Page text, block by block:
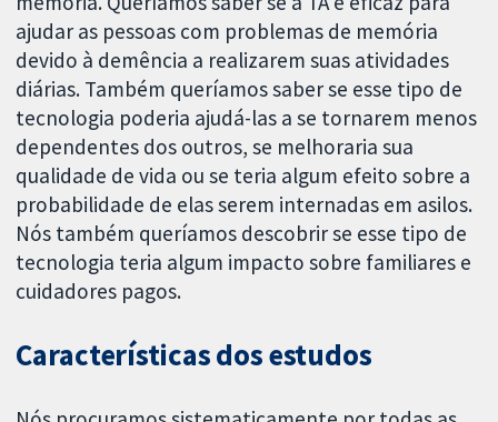
ajudar as pessoas com problemas de memória
devido à demência a realizarem suas atividades
diárias. Também queríamos saber se esse tipo de
tecnologia poderia ajudá-las a se tornarem menos
dependentes dos outros, se melhoraria sua
qualidade de vida ou se teria algum efeito sobre a
probabilidade de elas serem internadas em asilos.
Nós também queríamos descobrir se esse tipo de
tecnologia teria algum impacto sobre familiares e
cuidadores pagos.
Características dos estudos